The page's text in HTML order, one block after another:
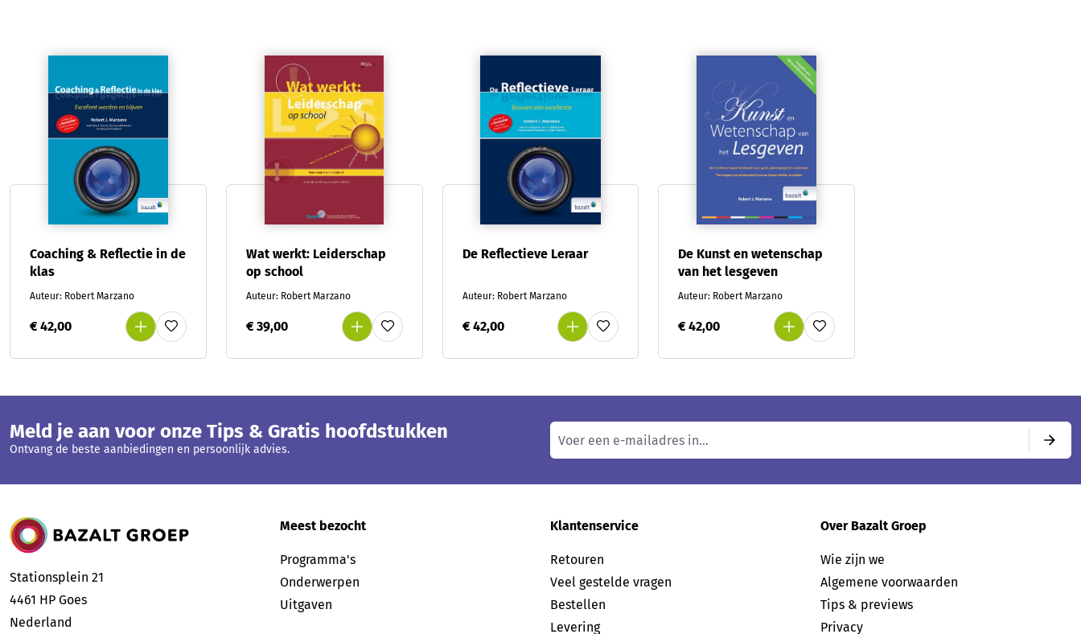
Coaching & Reflectie in de
klas
Auteur: Robert Marzano
€ 42,00
Wat werkt: Leiderschap
op school
Auteur: Robert Marzano
€ 39,00
De Reflectieve Leraar
Auteur: Robert Marzano
€ 42,00
De Kunst en wetenschap
van het lesgeven
Auteur: Robert Marzano
€ 42,00
Meld je aan voor onze Tips & Gratis hoofdstukken
Ontvang de beste aanbiedingen en persoonlijk advies.
Bazalt Groep
Stationsplein 21
4461 HP Goes
Nederland
Meest bezocht
Programma's
Onderwerpen
Uitgaven
Klantenservice
Retouren
Veel gestelde vragen
Bestellen
Levering
Over Bazalt Groep
Wie zijn we
Algemene voorwaarden
Tips & previews
Privacy